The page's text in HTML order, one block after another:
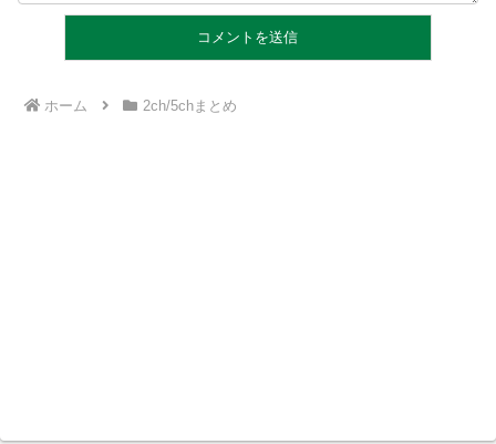
ホーム 2ch/5chまとめ